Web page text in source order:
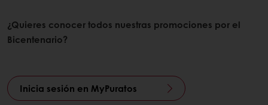
¿Quieres conocer todos nuestras promociones por el
Bicentenario?
Inicia sesión en MyPuratos